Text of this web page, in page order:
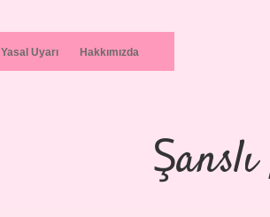
Yasal Uyarı Hakkımızda